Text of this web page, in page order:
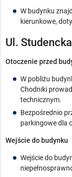
W budynku
kierunkowe,
Ul.
Otoczenie przed
W pobliżu
Chodniki
technicznym.
Bezpośrednio
parkingowe dla
Wejście do budynku
Wejście do